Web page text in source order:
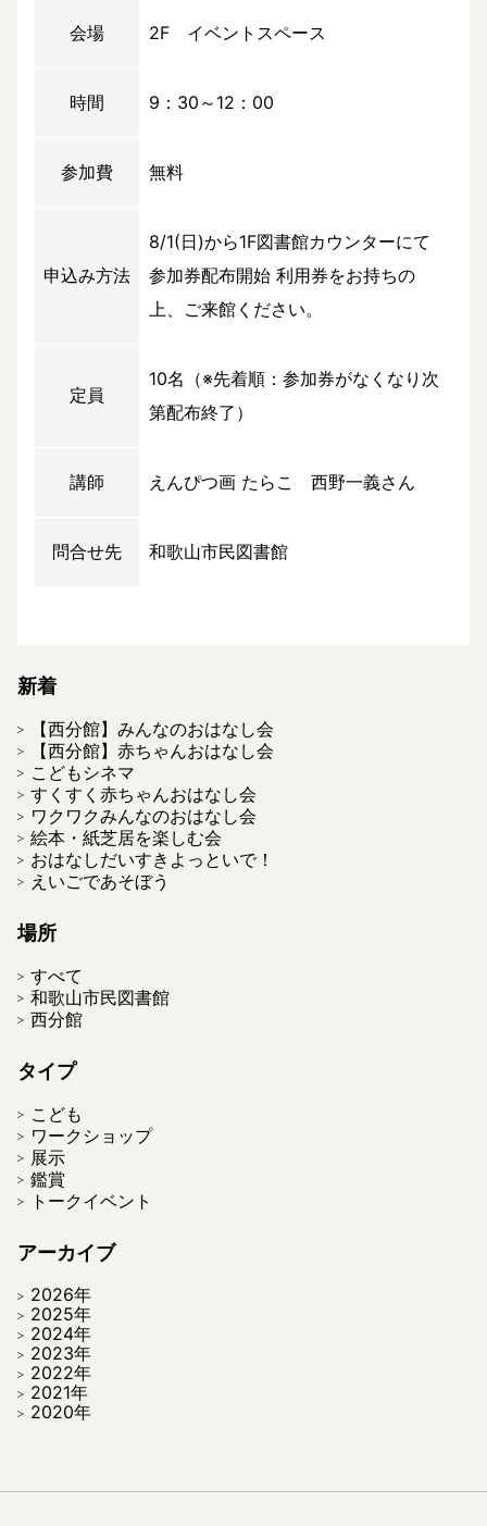
会場 2F イベントスペース
時間 9：30～12：00
参加費 無料
申込み方法
8/1(日)から1F図書館カウンターにて
参加券配布開始 利用券をお持ちの
上、ご来館ください。
定員
10名（※先着順：参加券がなくなり次
第配布終了）
講師 えんぴつ画 たらこ 西野一義さん
問合せ先 和歌山市民図書館
新着
【西分館】みんなのおはなし会
【西分館】赤ちゃんおはなし会
こどもシネマ
すくすく赤ちゃんおはなし会
ワクワクみんなのおはなし会
絵本・紙芝居を楽しむ会
おはなしだいすきよっといで！
えいごであそぼう
場所
すべて
和歌山市民図書館
西分館
タイプ
こども
ワークショップ
展示
鑑賞
トークイベント
アーカイブ
2026年
2025年
2024年
2023年
2022年
2021年
2020年